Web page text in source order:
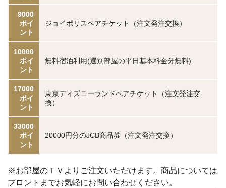
9000
ポイ
ント
ジョイポリスペアチケット（注文発注交換）
10000
ポイ
ント
無料宿泊利用(選別部屋の平日基本料金分無料)
17000
ポイ
ント
東京ディズニーランドペアチケット（注文発注交
換）
33000
ポイ
ント
20000円分のJCB商品券（注文発注交換）
※お部屋のＴＶよりご注文いただけます。商品については
フロントまでお気軽にお問い合わせください。